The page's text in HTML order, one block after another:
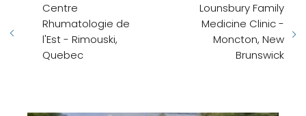
Centre
Rhumatologie de
l'Est - Rimouski,
Quebec
Lounsbury Family
Medicine Clinic -
Moncton, New
Brunswick